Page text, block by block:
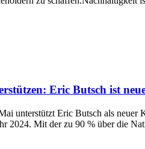
Eric Butsch ist
unterstützt Eric Butsch als
2024. Mit der zu 90 % über die